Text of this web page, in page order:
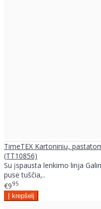
TimeTEX Kartoninių,
(TT10856)
Su įspausta lenkimo linja
pusė tuščia,..
€995